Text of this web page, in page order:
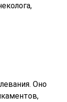
Оно